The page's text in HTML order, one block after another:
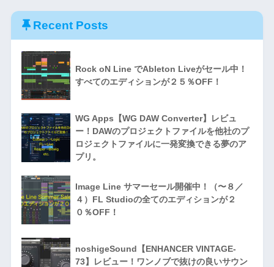
Recent Posts
Rock oN Line でAbleton Liveがセール中！
すべてのエディションが２５％OFF！
WG Apps【WG DAW Converter】レビュ
ー！DAWのプロジェクトファイルを他社のプ
ロジェクトファイルに一発変換できる夢のア
プリ。
Image Line サマーセール開催中！（〜８／
４）FL Studioの全てのエディションが２
０％OFF！
noshigeSound【ENHANCER VINTAGE-
73】レビュー！ワンノブで抜けの良いサウン